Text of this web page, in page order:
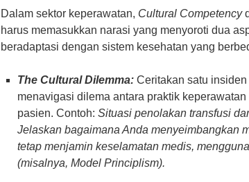
Dalam sektor keperawatan, Cultural Competency
harus memasukkan narasi yang menyoroti dua
beradaptasi dengan sistem kesehatan yang
The Cultural Dilemma: Ceritakan satu
menavigasi dilema antara praktik
pasien. Contoh: Situasi penolakan transfusi
Jelaskan bagaimana Anda menyeimbangkan
tetap menjamin keselamatan medis,
(misalnya, Model Principlism).